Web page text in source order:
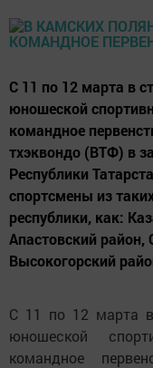
С 11 по 12 марта в
юношеской
командное
тхэквондо (ВТФ) в
Республики
спортсмены из
республики, как:
Апастовский район,
Высокогорский
С 11 по 12 марта в
юношеской
командное